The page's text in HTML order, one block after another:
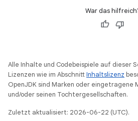
War das
Alle Inhalte und Codebeispiele auf dieser
Lizenzen wie im AbschnittInhaltslizenz
OpenJDK sind Marken oder eingetragene
und/oder seinen Tochtergesellschaften.
Zuletzt aktualisiert: 2026-06-22 (UTC).